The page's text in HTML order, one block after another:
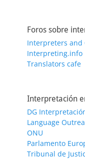
Foros sobre
Interpreters and
Interpreting.info
Translators cafe
Interpretación
DG
Language
ONU
Parlamento
Tribunal de